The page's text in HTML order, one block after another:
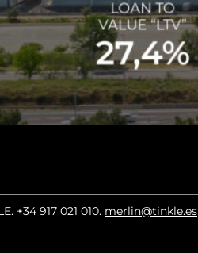
+34 917 021 010. merlin@tinkle.es